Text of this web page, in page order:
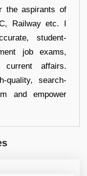
the aspirants of
Railway etc. I
student-
job exams,
affairs.
quality, search-
and empower